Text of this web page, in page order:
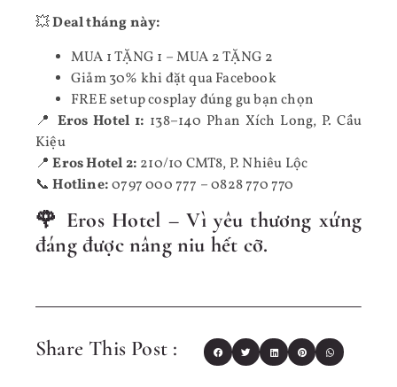
💥Deal tháng này:
MUA 1 TẶNG 1 – MUA 2 TẶNG 2
Giảm 30% khi đặt qua Facebook
FREE setup cosplay đúng gu bạn chọn
📍 Eros Hotel 1: 138–140 Phan Xích Long, P. Cầu
Kiệu
📍Eros Hotel 2: 210/10 CMT8, P. Nhiêu Lộc
📞Hotline:0797 000 777 – 0828 770 770
🌹 Eros Hotel – Vì yêu thương xứng
đáng được nâng niu hết cỡ.
Share This Post :